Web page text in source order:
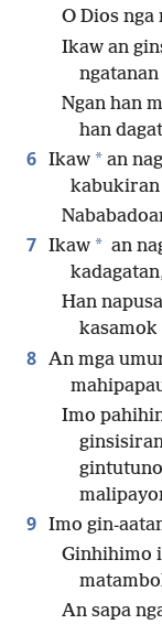
O Dios nga
Ikaw an
Ngan han
han
6 Ikaw * an
kabukiran
7 Ikaw * an
Han
kasamok
8 An mga
Imo
9 Imo gin-
Ginhihimo
An sapa